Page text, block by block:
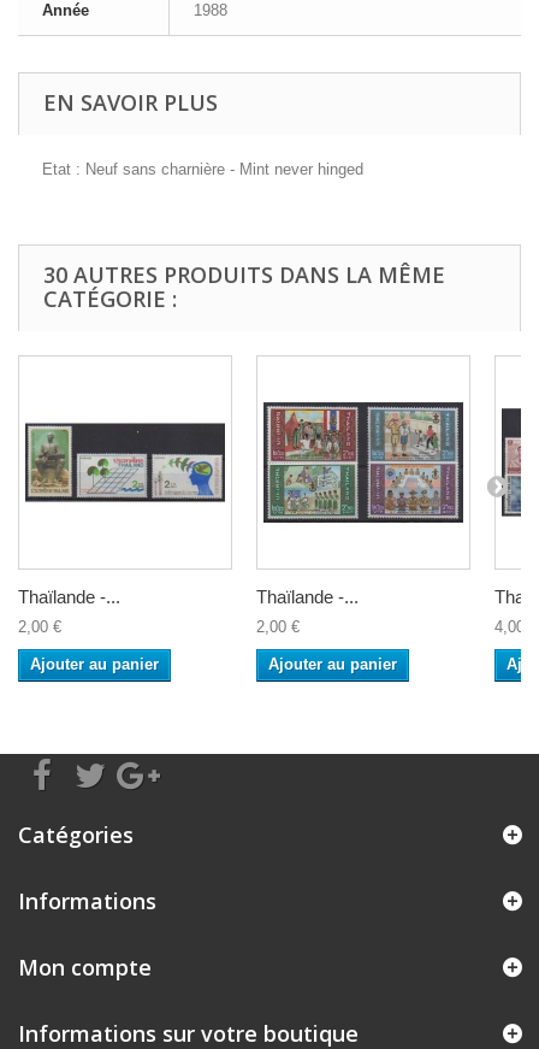
Année 1988
EN SAVOIR PLUS
Etat : Neuf sans charnière - Mint never hinged
30 AUTRES PRODUITS DANS LA MÊME
CATÉGORIE :
Thaïlande -...
2,00 €
Ajouter au panier
Thaïlande -...
2,00 €
Ajouter au panier
4,00 €
Catégories
Informations
Mon compte
Informations sur votre boutique